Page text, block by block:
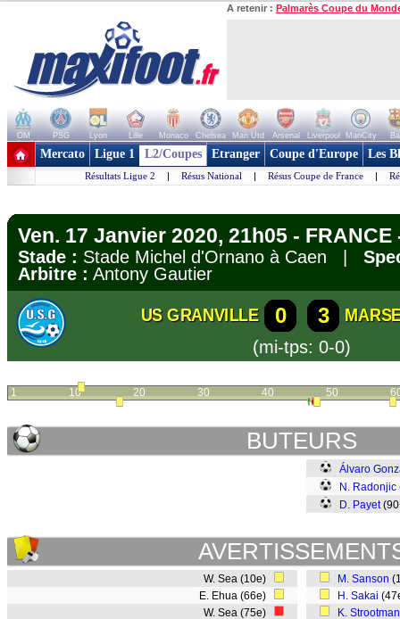
A retenir : Palmarès Coupe du
OM PSG Lyon Lille Monaco Chelsea Man Utd Arsenal Liverpool ManCity
+ de clubs
Mercato Ligue 1 L2/Coupes Etranger Coupe d'Europe Les
Résultats Ligue 2 | Résus National | Résus Coupe de France |
Ven. 17 Janvier 2020, 21h05 -
Stade : Stade Michel d'Ornano à Caen |
Arbitre : Antony Gautier
US GRANVILLE 0 3
(mi-tps: 0-0)
1 10 20 30 40 50
BUTEURS
Álvaro
N. Radonjic
D. Payet
W. Sea (10e)
E. Ehua (66e)
W. Sea (75e)
M. Sanson
H. Sakai
K. Strootman